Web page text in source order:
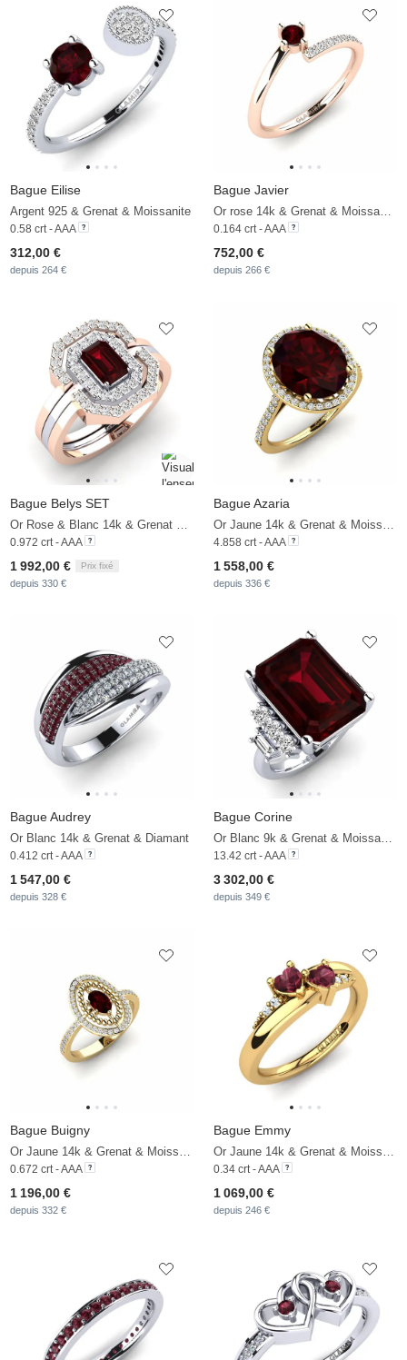
Bague Eilise
Argent 925 & Grenat & Moissanite
0.58 crt - AAA
312,00 €
depuis 264 €
Bague Javier
0.164 crt - AAA
752,00 €
depuis 266 €
Bague Belys SET
0.972 crt - AAA
1 992,00 € Prix fixé
depuis 330 €
Bague Azaria
4.858 crt - AAA
1 558,00 €
depuis 336 €
Bague Audrey
Or Blanc 14k & Grenat & Diamant
0.412 crt - AAA
1 547,00 €
depuis 328 €
Bague Corine
13.42 crt - AAA
3 302,00 €
depuis 349 €
Bague Buigny
0.672 crt - AAA
1 196,00 €
depuis 332 €
Bague Emmy
0.34 crt - AAA
1 069,00 €
depuis 246 €